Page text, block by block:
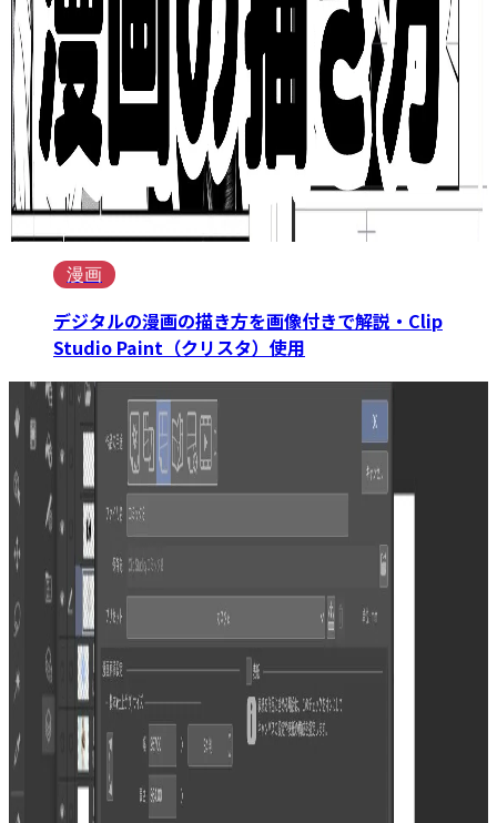
漫画
デジタルの漫画の描き方を画像付きで解説・Clip
Studio Paint（クリスタ）使用